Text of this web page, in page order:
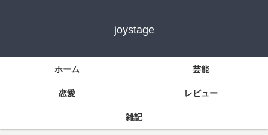
joystage
ホーム 芸能
恋愛 レビュー
雑記